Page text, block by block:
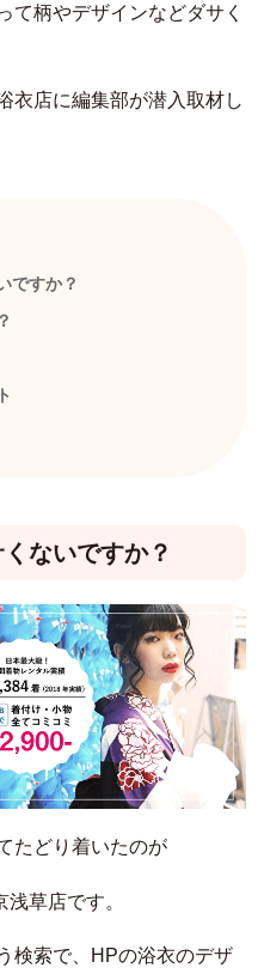
て柄やデザインなどダサく
衣店に編集部が潜入取材し
ですか？
ないですか？
たどり着いたのが
浅草店です。
検索で、HPの浴衣のデザ